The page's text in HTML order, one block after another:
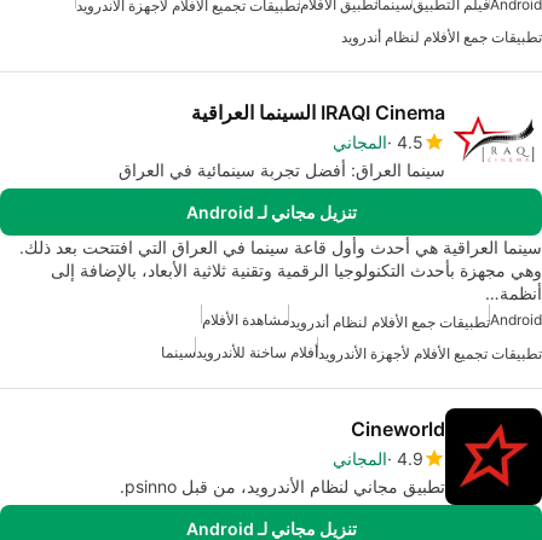
Androidفيلم التطبيقسينماتطبيق الأفلامتطبيقات تجميع الأفلام لأجهزة الأندرويد
تطبيقات جمع الأفلام لنظام أندرويد
IRAQI Cinema السينما العراقية
4.5 المجاني
سينما العراق: أفضل تجربة سينمائية في العراق
تنزيل مجاني لـ Android
سينما العراقية هي أحدث وأول قاعة سينما في العراق التي افتتحت بعد ذلك.
وهي مجهزة بأحدث التكنولوجيا الرقمية وتقنية ثلاثية الأبعاد، بالإضافة إلى
أنظمة…
Androidتطبيقات جمع الأفلام لنظام أندرويدمشاهدة الأفلام
تطبيقات تجميع الأفلام لأجهزة الأندرويدأفلام ساخنة للأندرويد سينما
Cineworld
4.9 المجاني
تطبيق مجاني لنظام الأندرويد، من قبل psinno.
تنزيل مجاني لـ Android